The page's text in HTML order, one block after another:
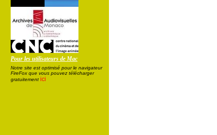
Pour les utilisateurs de Mac
Notre site est optimisé pour le navigateur
FireFox que vous pouvez télécharger
gratuitement ici